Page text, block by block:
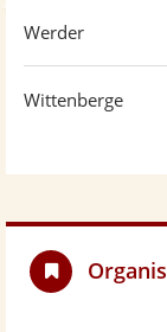
Werder
Wittenberge